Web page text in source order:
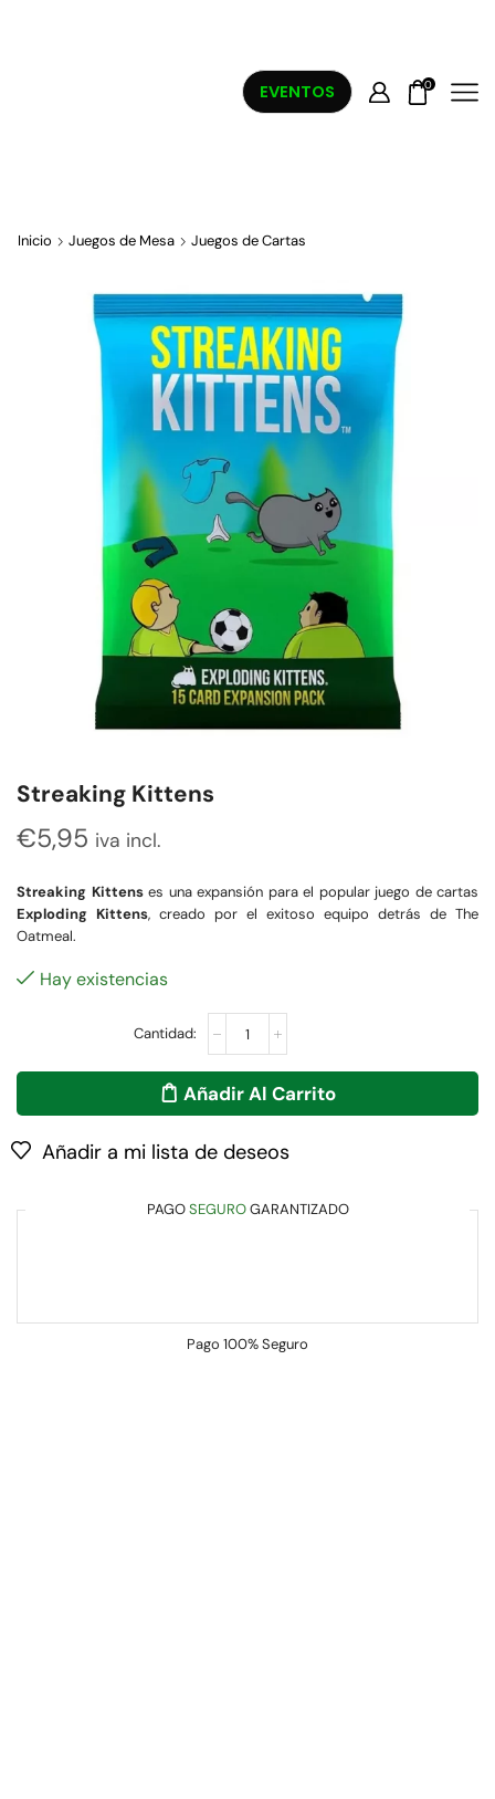
EVENTOS 0
Inicio Juegos de Mesa Juegos de Cartas
Streaking Kittens
€5,95 iva incl.
Streaking Kittenses una expansión para el popular juego de cartas
Exploding Kittens, creado por el exitoso equipo detrás de The
Oatmeal.
Hay existencias
Añadir Al Carrito
Añadir a mi lista de deseos
PAGOSEGUROGARANTIZADO
Pago 100% Seguro